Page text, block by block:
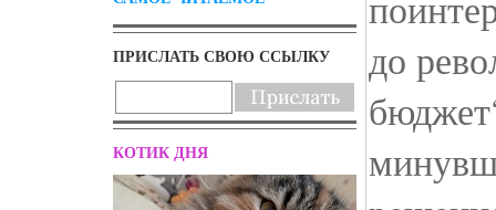
ПРИСЛАТЬ СВОЮ ССЫЛКУ
КОТИК ДНЯ
до